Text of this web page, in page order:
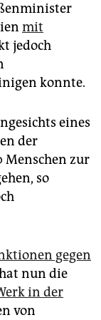
mit
jedoch
konnte.
eines
der
zur
so
gegen
nun die
in der
von